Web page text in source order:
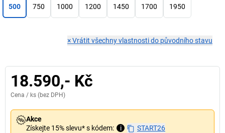
500 750 1000 1200 1450 1700 1950
×Vrátit všechny vlastnosti do původního stavu
18.590,- Kč
Cena / ks (bez DPH)
Akce
Získejte 15% slevu* s kódem:
i START26